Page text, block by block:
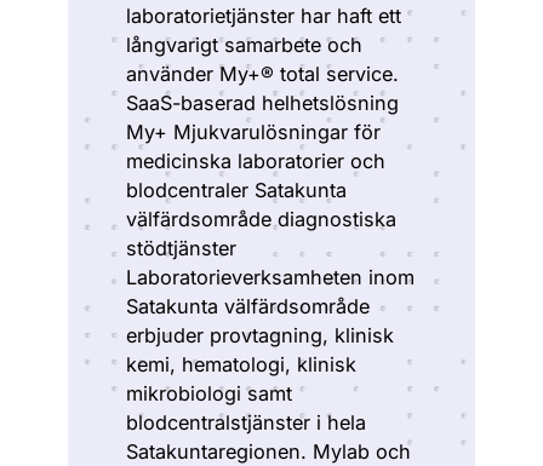
laboratorietjänster har haft ett
långvarigt samarbete och
använder My+® total service.
SaaS-baserad helhetslösning
My+ Mjukvarulösningar för
medicinska laboratorier och
blodcentraler Satakunta
välfärdsområde diagnostiska
stödtjänster
Laboratorieverksamheten inom
Satakunta välfärdsområde
erbjuder provtagning, klinisk
kemi, hematologi, klinisk
mikrobiologi samt
blodcentralstjänster i hela
Satakuntaregionen. Mylab och